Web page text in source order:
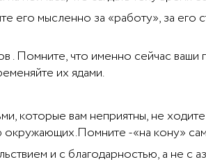
его мысленно за «работу», за его
что именно сейчас ваши
их ядами.
которые вам неприятны, не ходите
окружающих.Помните -«на кону»
и с благодарностью, а не с